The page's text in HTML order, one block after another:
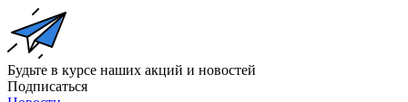
Будьте в курсе наших акций и новостей
Подписаться